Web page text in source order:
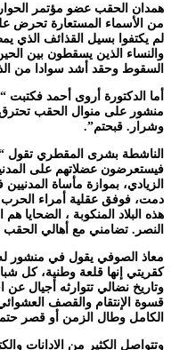
همدان الحقب عضو مؤتمر الحوار
من الأسماء المستعارة تحرض
لم يكتفوا بسيل القذائف الذي
والنساء الذين يسقطون بين
السقوط وحقد أشد سوادا من
أما الدكتورة أروى أحمد
منشور على منوال الحقب
وشرار. قبحتم”.
الناشطة بشرى المقطري تقول
فيستعرضون عضلاتهم على
الزيادي، بموازة مأساة
دمت، فوفق عقلية أمراء
هذه البلاد المنكوبة ، الضحايا هم
النصر. تضامني مع أهالي الحقب
معاذ الصوفي يقول في منشور
كقريتي إنها قلعة وطنية، كل
وتاريخ نضالي تتوارثه أجيال
قسوة الإنتقام والقصف
الكامل وطال الزمن أو قصر
وتتواصل الكثير من الادانات